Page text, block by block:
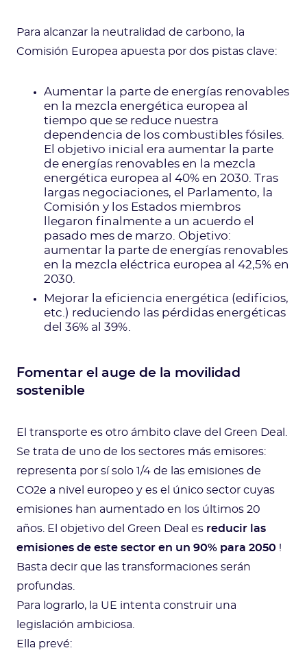
Para alcanzar la neutralidad de carbono, la
Comisión Europea apuesta por dos pistas clave:
Aumentar la parte de energías renovables
en la mezcla energética europea al
tiempo que se reduce nuestra
dependencia de los combustibles fósiles.
El objetivo inicial era aumentar la parte
de energías renovables en la mezcla
energética europea al 40% en 2030. Tras
largas negociaciones, el Parlamento, la
Comisión y los Estados miembros
llegaron finalmente a un acuerdo el
pasado mes de marzo. Objetivo:
aumentar la parte de energías renovables
en la mezcla eléctrica europea al 42,5% en
2030.
Mejorar la eficiencia energética (edificios,
etc.) reduciendo las pérdidas energéticas
del 36% al 39%.
Fomentar el auge de la movilidad
sostenible
El transporte es otro ámbito clave del Green Deal.
Se trata de uno de los sectores más emisores:
representa por sí solo 1/4 de las emisiones de
CO2e a nivel europeo y es el único sector cuyas
emisiones han aumentado en los últimos 20
años. El objetivo del Green Deal es reducir las
emisiones de este sector en un 90% para 2050 !
Basta decir que las transformaciones serán
profundas.
Para lograrlo, la UE intenta construir una
legislación ambiciosa.
Ella prevé: